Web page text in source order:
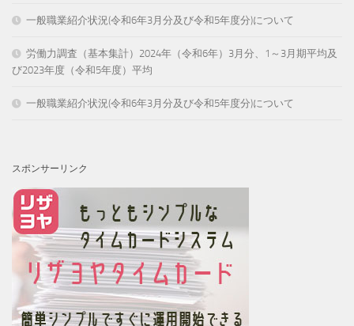
一般職業紹介状況(令和6年3月分及び令和5年度分)について
労働力調査（基本集計）2024年（令和6年）3月分、1～3月期平均及
び2023年度（令和5年度）平均
一般職業紹介状況(令和6年3月分及び令和5年度分)について
スポンサーリンク